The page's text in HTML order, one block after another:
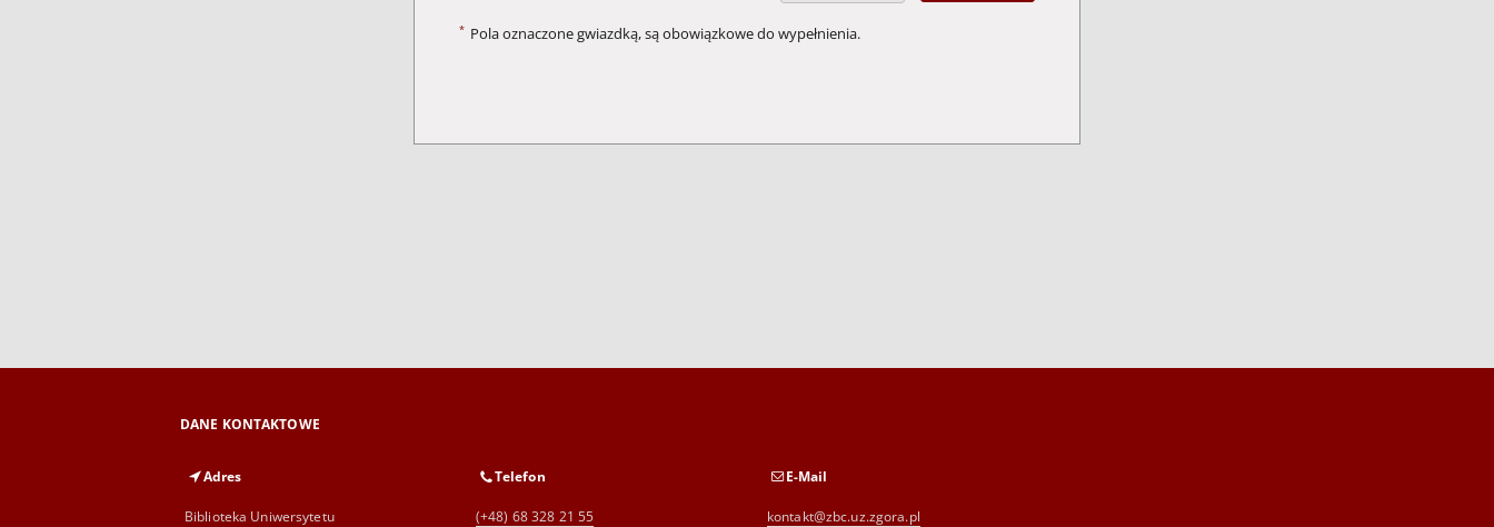
* Pola oznaczone gwiazdką, są obowiązkowe do wypełnienia.
DANE KONTAKTOWE
Adres
Biblioteka Uniwersytetu
Telefon
(+48) 68 328 21 55
E-Mail
kontakt@zbc.uz.zgora.pl